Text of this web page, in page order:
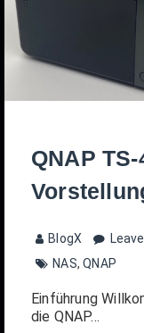
QNAP
BlogX
NAS,QNAP
Einführung
die QNAP…